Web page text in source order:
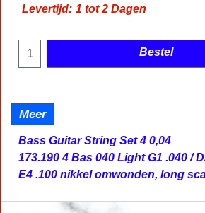
excl Verzendkosten
Meer
Bass Guitar String Set 4 0,04
173.190 4 Bas 040 Light G1 .040 /